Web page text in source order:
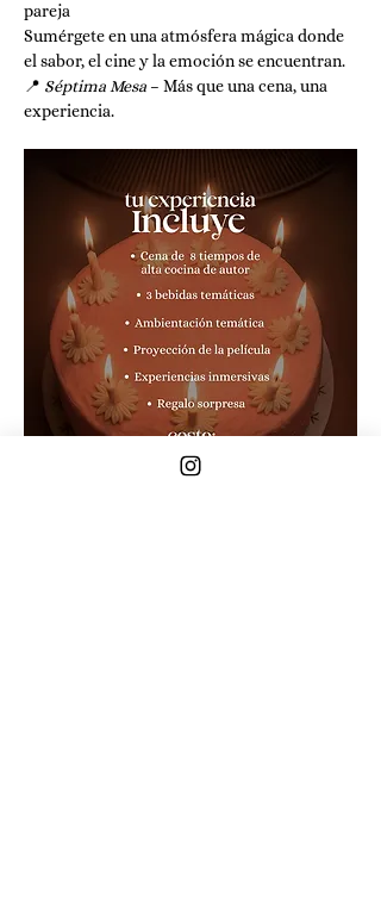
pareja
Sumérgete en una atmósfera mágica donde
el sabor, el cine y la emoción se encuentran.
📍 Séptima Mesa – Más que una cena, una
experiencia.